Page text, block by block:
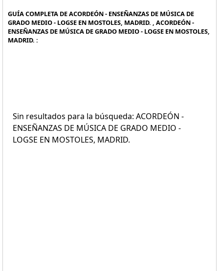
GUÍA COMPLETA DE ACORDEÓN - ENSEÑANZAS DE MÚSICA DE
GRADO MEDIO - LOGSE EN MOSTOLES, MADRID. , ACORDEÓN -
ENSEÑANZAS DE MÚSICA DE GRADO MEDIO - LOGSE EN MOSTOLES,
MADRID. :
Sin resultados para la búsqueda: ACORDEÓN -
ENSEÑANZAS DE MÚSICA DE GRADO MEDIO -
LOGSE EN MOSTOLES, MADRID.